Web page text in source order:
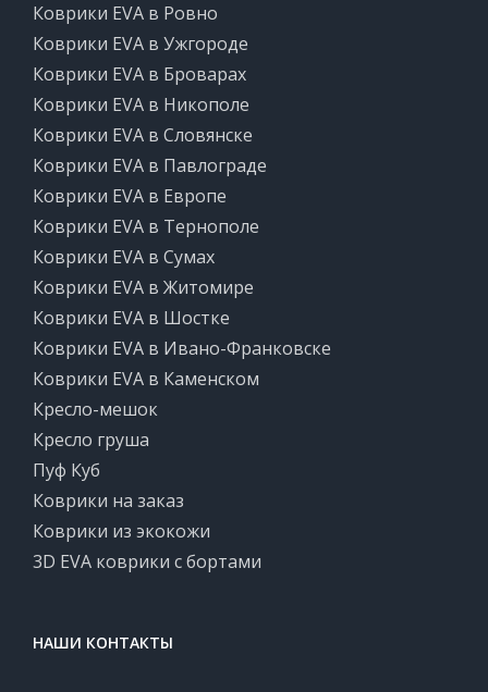
Коврики EVA в Ровно
Коврики EVA в Ужгороде
Коврики EVA в Броварах
Коврики EVA в Никополе
Коврики EVA в Словянске
Коврики EVA в Павлограде
Коврики EVA в Европе
Коврики EVA в Тернополе
Коврики EVA в Сумах
Коврики EVA в Житомире
Коврики EVA в Шостке
Коврики EVA в Ивано-Франковске
Коврики EVA в Каменском
Кресло-мешок
Кресло груша
Пуф Куб
Коврики на заказ
Коврики из экокожи
3D EVA коврики с бортами
НАШИ КОНТАКТЫ